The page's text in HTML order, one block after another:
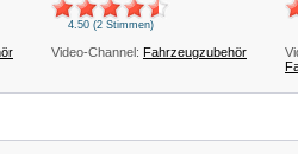
4.50 (2 Stimmen)
Video-Channel: Fahrzeugzubehör